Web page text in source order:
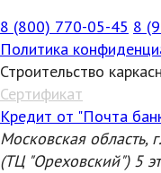
8 (800) 770-05-45 8
Политика
Строительство
Сертификат
Кредит от "Почта
Московская область,
(ТЦ "Ореховский") 5